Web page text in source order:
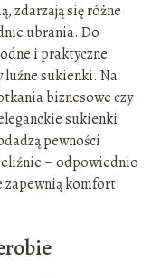
zdarzają się różne
ubrania. Do
i praktyczne
luźne sukienki. Na
biznesowe czy
sukienki
pewności
– odpowiednio
zapewnią komfort